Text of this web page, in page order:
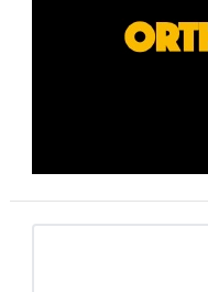
primaria